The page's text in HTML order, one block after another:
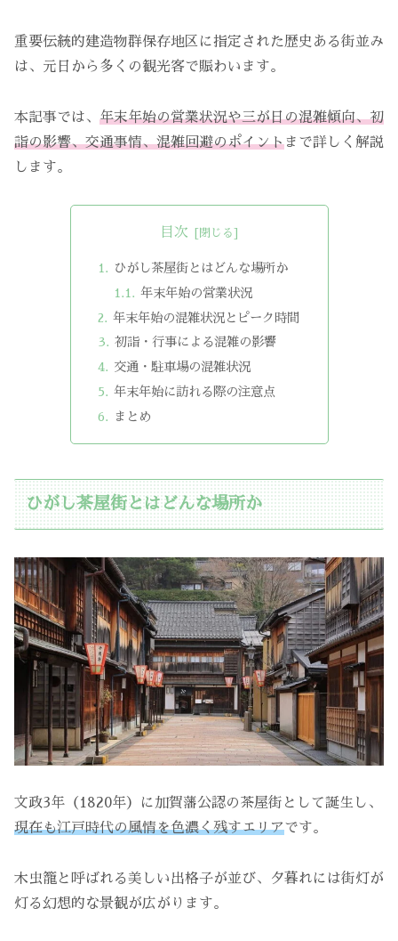
重要伝統的建造物群保存地区に指定された歴史ある街並み
は、元日から多くの観光客で賑わいます。
本記事では、 年末年始の営業状況や三が日の混雑傾向、初
詣の影響、交通事情、混雑回避のポイントまで詳しく解説
します。
目次
ひがし茶屋街とはどんな場所か
年末年始の営業状況
年末年始の混雑状況とピーク時間
初詣・行事による混雑の影響
交通・駐車場の混雑状況
年末年始に訪れる際の注意点
まとめ
ひがし茶屋街とはどんな場所か
文政3年（1820年）に加賀藩公認の茶屋街として誕生し、
現在も江戸時代の風情を色濃く残すエリアです。
木虫籠と呼ばれる美しい出格子が並び、夕暮れには街灯が
灯る幻想的な景観が広がります。